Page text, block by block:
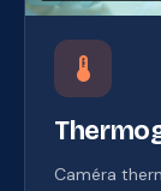
device_thermostat
Caméra